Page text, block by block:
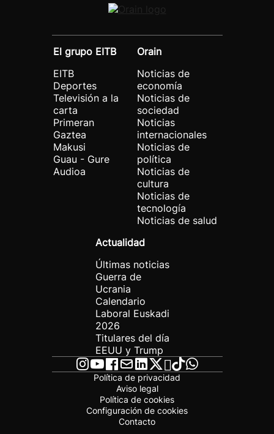
El grupo EITB
EITB
Deportes
Televisión a la
carta
Primeran
Gaztea
Makusi
Guau - Gure
Audioa
Orain
Noticias de
economía
Noticias de
sociedad
Noticias
internacionales
Noticias de
política
Noticias de
cultura
Noticias de
tecnología
Noticias de salud
Actualidad
Últimas noticias
Guerra de
Ucrania
Calendario
Laboral Euskadi
2026
Titulares del día
EEUU y Trump
Política de privacidad
Aviso legal
Política de cookies
Configuración de cookies
Contacto